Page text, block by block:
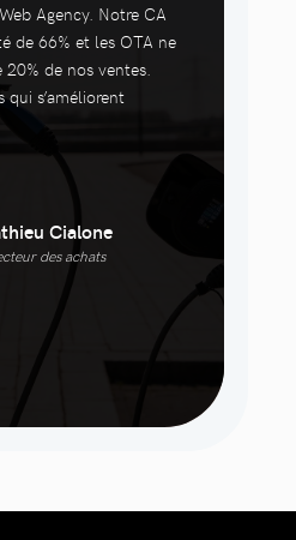
Agency. Notre CA
de 66% et les OTA ne
de nos ventes.
s’améliorent
Cialone
des achats